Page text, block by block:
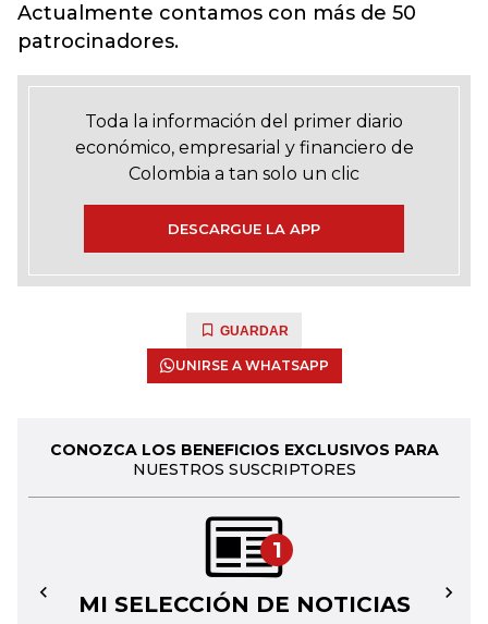
Actualmente contamos con más de 50
patrocinadores.
Toda la información del primer diario
económico, empresarial y financiero de
Colombia a tan solo un clic
DESCARGUE LA APP
GUARDAR
UNIRSE A WHATSAPP
CONOZCA LOS BENEFICIOS EXCLUSIVOS PARA
NUESTROS SUSCRIPTORES
1
MI SELECCIÓN DE NOTICIAS
← →